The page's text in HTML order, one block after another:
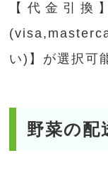
【代金引換
い)】が選択可
野菜の配